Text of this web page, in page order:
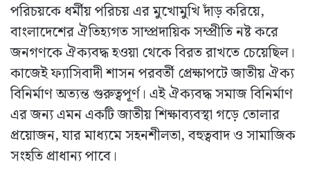
পরিচয়কে ধর্মীয় পরিচয় এর মুখোমুখি দাঁড় করিয়ে,
বাংলাদেশের ঐতিহ্যগত সাম্প্রদায়িক সম্প্রীতি নষ্ট করে
জনগণকে ঐক্যবদ্ধ হওয়া থেকে বিরত রাখতে চেয়েছিল।
কাজেই ফ্যাসিবাদী শাসন পরবর্তী প্রেক্ষাপটে জাতীয় ঐক্য
বিনির্মাণ অত্যন্ত গুরুত্বপূর্ণ। এই ঐক্যবদ্ধ সমাজ বিনির্মাণ
এর জন্য এমন একটি জাতীয় শিক্ষাব্যবস্থা গড়ে তোলার
প্রয়োজন, যার মাধ্যমে সহনশীলতা, বহুত্ববাদ ও সামাজিক
সংহতি প্রাধান্য পাবে।